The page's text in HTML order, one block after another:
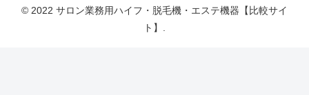
© 2022 サロン業務用ハイフ・脱毛機・エステ機器【比較サイ
ト】.